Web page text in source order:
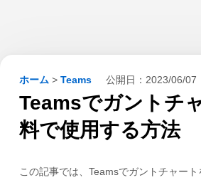
ホーム > Teams 公開日： 2023/06/07
Teamsでガントチ
料で使用する方法
この記事では、Teamsでガントチャー